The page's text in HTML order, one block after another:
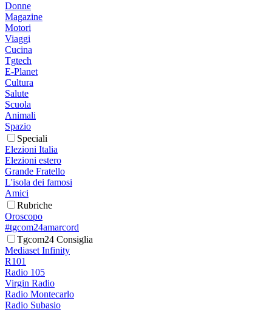
Donne
Magazine
Motori
Viaggi
Cucina
Tgtech
E-Planet
Cultura
Salute
Scuola
Animali
Spazio
Speciali
Elezioni Italia
Elezioni estero
Grande Fratello
L'isola dei famosi
Amici
Rubriche
Oroscopo
#tgcom24amarcord
Tgcom24 Consiglia
Mediaset Infinity
R101
Radio 105
Virgin Radio
Radio Montecarlo
Radio Subasio